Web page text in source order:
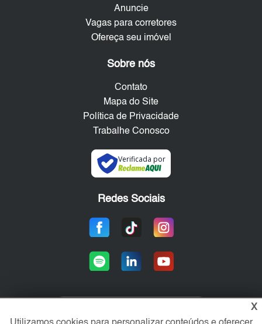
Anuncie
Vagas para corretores
Ofereça seu imóvel
Sobre nós
Contato
Mapa do Site
Política de Privacidade
Trabalhe Conosco
Verificada por
Redes Sociais
Área exclusiva aos anunciantes,
X